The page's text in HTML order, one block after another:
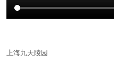
上海九天陵园